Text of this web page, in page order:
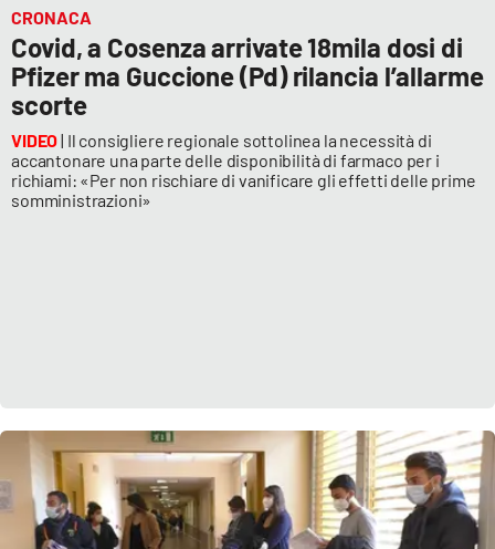
CRONACA
Covid, a Cosenza arrivate 18mila dosi di
Pfizer ma Guccione (Pd) rilancia l’allarme
scorte
VIDEO| Il consigliere regionale sottolinea la necessità di
accantonare una parte delle disponibilità di farmaco per i
richiami: «Per non rischiare di vanificare gli effetti delle prime
somministrazioni»